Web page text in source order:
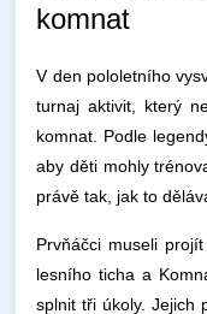
komnat
V den pololetního
turnaj aktivit, který
komnat. Podle
aby děti mohly
právě tak, jak to
Prvňáčci museli
lesního ticha a
splnit tři úkoly. Jejich